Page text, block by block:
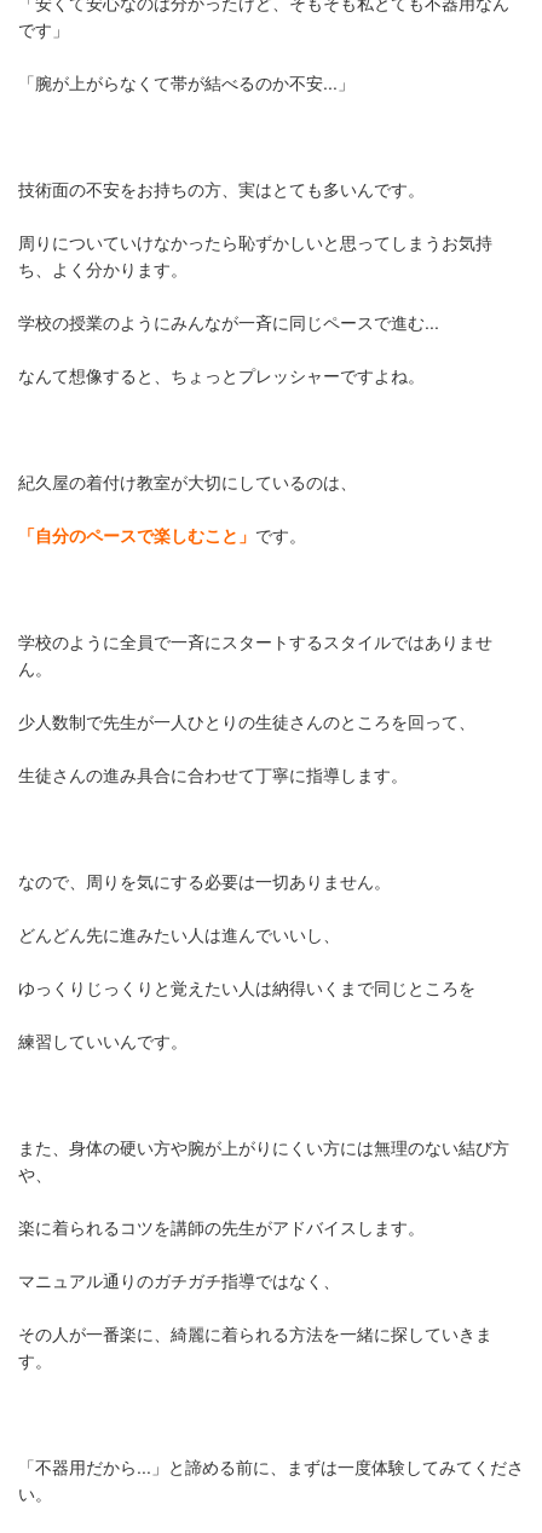
です」
「腕が上がらなくて帯が結べるのか不安...」
技術面の不安をお持ちの方、実はとても多いんです。
周りについていけなかったら恥ずかしいと思ってしまうお気持
ち、よく分かります。
学校の授業のようにみんなが一斉に同じペースで進む...
なんて想像すると、ちょっとプレッシャーですよね。
紀久屋の着付け教室が大切にしているのは、
「自分のペースで楽しむこと」 です。
学校のように全員で一斉にスタートするスタイルではありませ
ん。
少人数制で先生が一人ひとりの生徒さんのところを回って、
生徒さんの進み具合に合わせて丁寧に指導します。
なので、周りを気にする必要は一切ありません。
どんどん先に進みたい人は進んでいいし、
ゆっくりじっくりと覚えたい人は納得いくまで同じところを
練習していいんです。
また、身体の硬い方や腕が上がりにくい方には無理のない結び方
や、
楽に着られるコツを講師の先生がアドバイスします。
マニュアル通りのガチガチ指導ではなく、
その人が一番楽に、綺麗に着られる方法を一緒に探していきま
す。
「不器用だから...」と諦める前に、まずは一度体験してみてくださ
い。